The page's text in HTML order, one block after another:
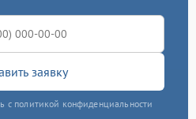
заявку
с политикой конфиденциальности